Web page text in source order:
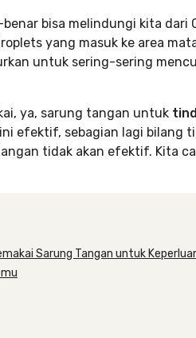
bisa melindungi kita dari
yang masuk ke area
untuk sering-sering
ya, sarung tangan untuk
efektif, sebagian lagi bilang
tidak akan efektif. Kita
Sarung Tangan untuk